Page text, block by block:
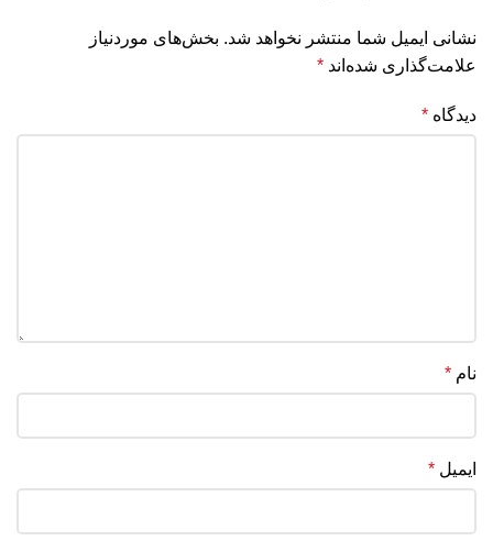
نشانی ایمیل شما منتشر نخواهد شد. بخش‌های موردنیاز
علامت‌گذاری شده‌اند *
دیدگاه *
نام *
ایمیل *